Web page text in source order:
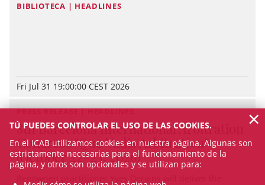
BIBLIOTECA | HEADLINES
Fri Jul 31 19:00:00 CEST 2026
PRESS RELEASE | HEADLINES
8th Barcelona International Arbitration
Congress "Quo Vadis Arbitration"
(October 22–23, 2026)
TÚ PUEDES CONTROLAR EL USO DE LAS COOKIES.
En el ICAB utilizamos cookies en nuestra página. Algunas son
estrictamente necesarias para el funcionamiento de la
página, y otros son opcionales y se utilizan para:
×